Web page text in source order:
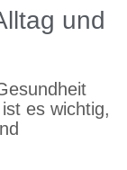
und
es wichtig,